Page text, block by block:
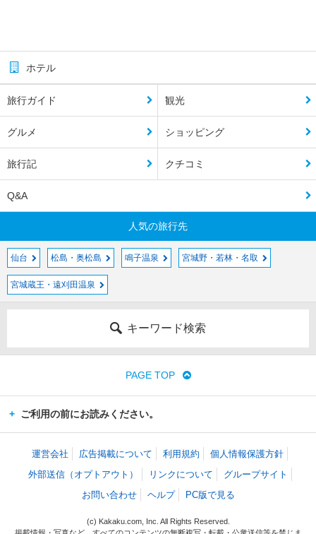
ホテル
旅行ガイド 観光
グルメ ショッピング
旅行記 クチコミ
Q&A
人気の旅行先
仙台 松島・奥松島 鳴子温泉 宮城野・若林・名取
宮城蔵王・遠刈田温泉
キーワード検索
PAGE TOP
ご利用の前にお読みください。
運営会社 広告掲載について 利用規約
個人情報保護方針
外部送信（オプトアウト）
リンクについて
グループサイト
お問い合わせ
ヘルプ PC版で見る
(c) Kakaku.com, Inc. All Rights Reserved.
掲載情報・写真など、すべてのコンテンツの無断複写・転載・公衆送信等を禁じま